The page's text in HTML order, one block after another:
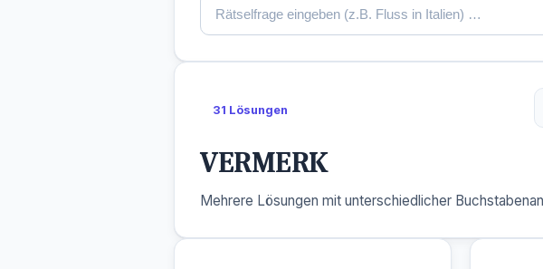
31 Lösungen
VERMERK
Mehrere Lösungen mit unterschiedlicher